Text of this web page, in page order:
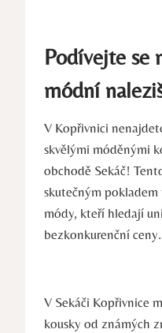
Podívejte se
módní
V Kopřivnici
skvělými móděnými
obchodě Sekáč!
skutečným
módy, kteří hledají
bezkonkurenční ceny.
V Sekáči Kopřivnice
kousky od známých